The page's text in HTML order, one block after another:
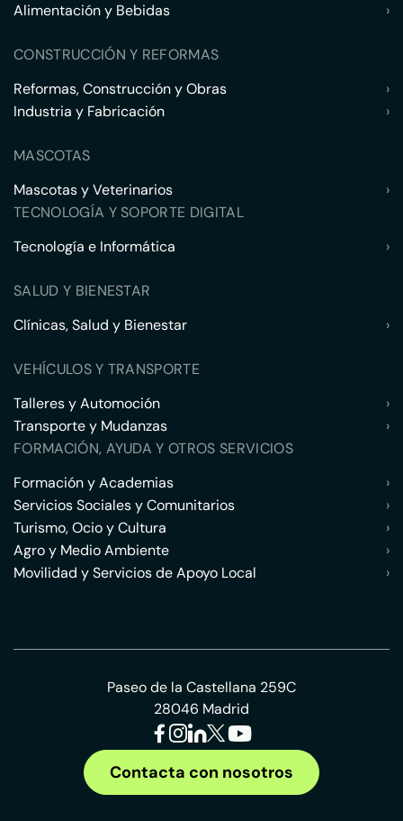
Alimentación y Bebidas
›
CONSTRUCCIÓN Y REFORMAS
Reformas, Construcción y Obras
›
Industria y Fabricación
›
MASCOTAS
Mascotas y Veterinarios
›
TECNOLOGÍA Y SOPORTE DIGITAL
Tecnología e Informática
›
SALUD Y BIENESTAR
Clínicas, Salud y Bienestar
›
VEHÍCULOS Y TRANSPORTE
Talleres y Automoción
›
Transporte y Mudanzas
›
FORMACIÓN, AYUDA Y OTROS SERVICIOS
Formación y Academias
›
Servicios Sociales y Comunitarios
›
Turismo, Ocio y Cultura
›
Agro y Medio Ambiente
›
Movilidad y Servicios de Apoyo Local
›
Paseo de la Castellana 259C
28046 Madrid
Contacta con nosotros